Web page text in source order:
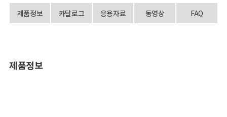
제품정보 카달로그 응용자료 동영상 FAQ
제품정보